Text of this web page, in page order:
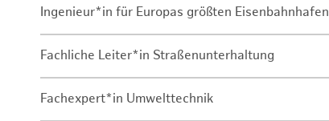
Ingenieur*in für Europas größten Eisenbahnhafen
Fachliche Leiter*in Straßenunterhaltung
Fachexpert*in Umwelttechnik